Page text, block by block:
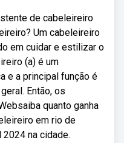
de cabeleireiro
Um cabeleireiro
em cuidar e estilizar o
(a) é um
e a principal função é
Então, os
quanto ganha
em rio de
na cidade.